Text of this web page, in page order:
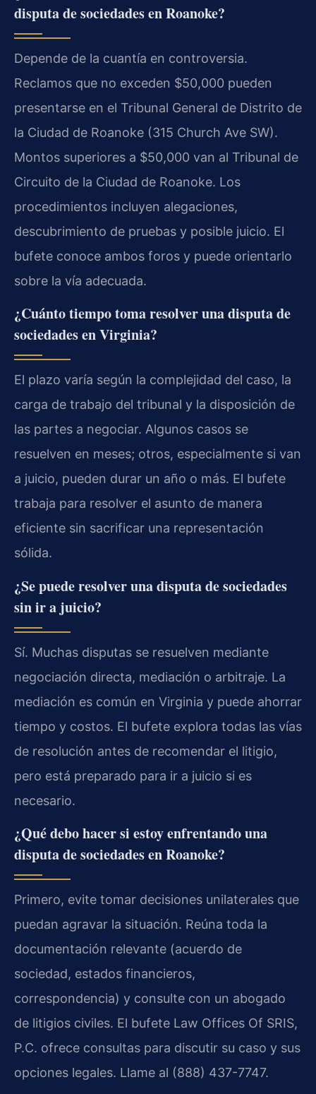
disputa de sociedades en Roanoke?
Depende de la cuantía en controversia.
Reclamos que no exceden $50,000 pueden
presentarse en el Tribunal General de Distrito de
la Ciudad de Roanoke (315 Church Ave SW).
Montos superiores a $50,000 van al Tribunal de
Circuito de la Ciudad de Roanoke. Los
procedimientos incluyen alegaciones,
descubrimiento de pruebas y posible juicio. El
bufete conoce ambos foros y puede orientarlo
sobre la vía adecuada.
¿Cuánto tiempo toma resolver una disputa de
sociedades en Virginia?
El plazo varía según la complejidad del caso, la
carga de trabajo del tribunal y la disposición de
las partes a negociar. Algunos casos se
resuelven en meses; otros, especialmente si van
a juicio, pueden durar un año o más. El bufete
trabaja para resolver el asunto de manera
eficiente sin sacrificar una representación
sólida.
¿Se puede resolver una disputa de sociedades
sin ir a juicio?
Sí. Muchas disputas se resuelven mediante
negociación directa, mediación o arbitraje. La
mediación es común en Virginia y puede ahorrar
tiempo y costos. El bufete explora todas las vías
de resolución antes de recomendar el litigio,
pero está preparado para ir a juicio si es
necesario.
¿Qué debo hacer si estoy enfrentando una
disputa de sociedades en Roanoke?
Primero, evite tomar decisiones unilaterales que
puedan agravar la situación. Reúna toda la
documentación relevante (acuerdo de
sociedad, estados financieros,
correspondencia) y consulte con un abogado
de litigios civiles. El bufete Law Offices Of SRIS,
P.C. ofrece consultas para discutir su caso y sus
opciones legales. Llame al (888) 437-7747.